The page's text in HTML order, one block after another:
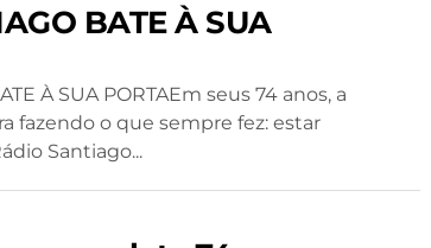
BATE À SUA
À SUA PORTAEm seus 74 anos, a
fazendo o que sempre fez: estar
Santiago...